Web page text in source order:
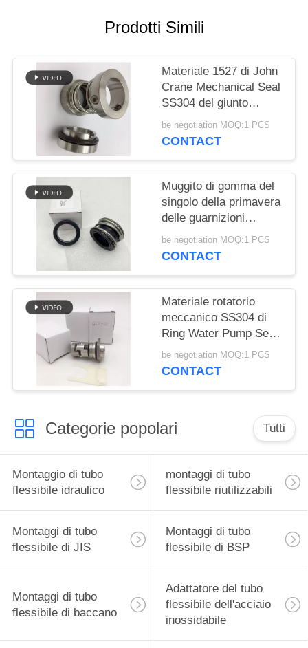
POLICY
Prodotti Simili
Materiale 1527 di John
Crane Mechanical Seal
SS304 del giunto
circolare di riparazione
be negotiation MOQ:1 PCS
CONTACT
Muggito di gomma del
singolo della primavera
delle guarnizioni
meccaniche doppio
fronte dell'estremità
be negotiation MOQ:1 PCS
CONTACT
Materiale rotatorio
meccanico SS304 di
Ring Water Pump Seal
12mm
be negotiation MOQ:1 PCS
CONTACT
Categorie popolari Tutti
Montaggio di tubo
flessibile idraulico
montaggi di tubo
flessibile riutilizzabili
Montaggi di tubo
flessibile di JIS
Montaggi di tubo
flessibile di BSP
Montaggi di tubo
flessibile di baccano
Adattatore del tubo
flessibile dell'acciaio
inossidabile